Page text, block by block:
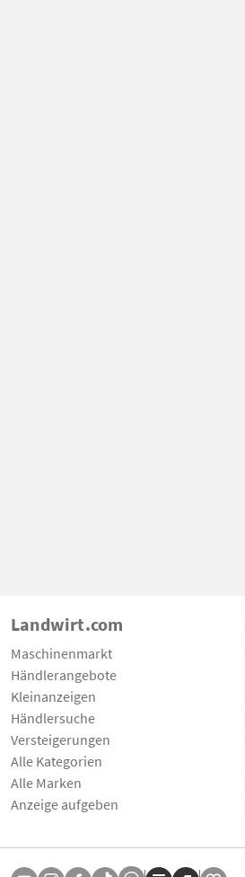
Landwirt.com
Maschinenmarkt
Händlerangebote
Kleinanzeigen
Händlersuche
Versteigerungen
Alle Kategorien
Alle Marken
Anzeige aufgeben